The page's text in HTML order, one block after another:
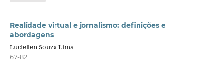
Realidade virtual e jornalismo: definições e
abordagens
Luciellen Souza Lima
67-82